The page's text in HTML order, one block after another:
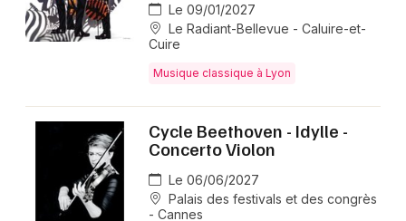
Le 09/01/2027
Le Radiant-Bellevue - Caluire-et-
Cuire
Musique classique à Lyon
Cycle Beethoven - Idylle -
Concerto Violon
Le 06/06/2027
Palais des festivals et des congrès
- Cannes